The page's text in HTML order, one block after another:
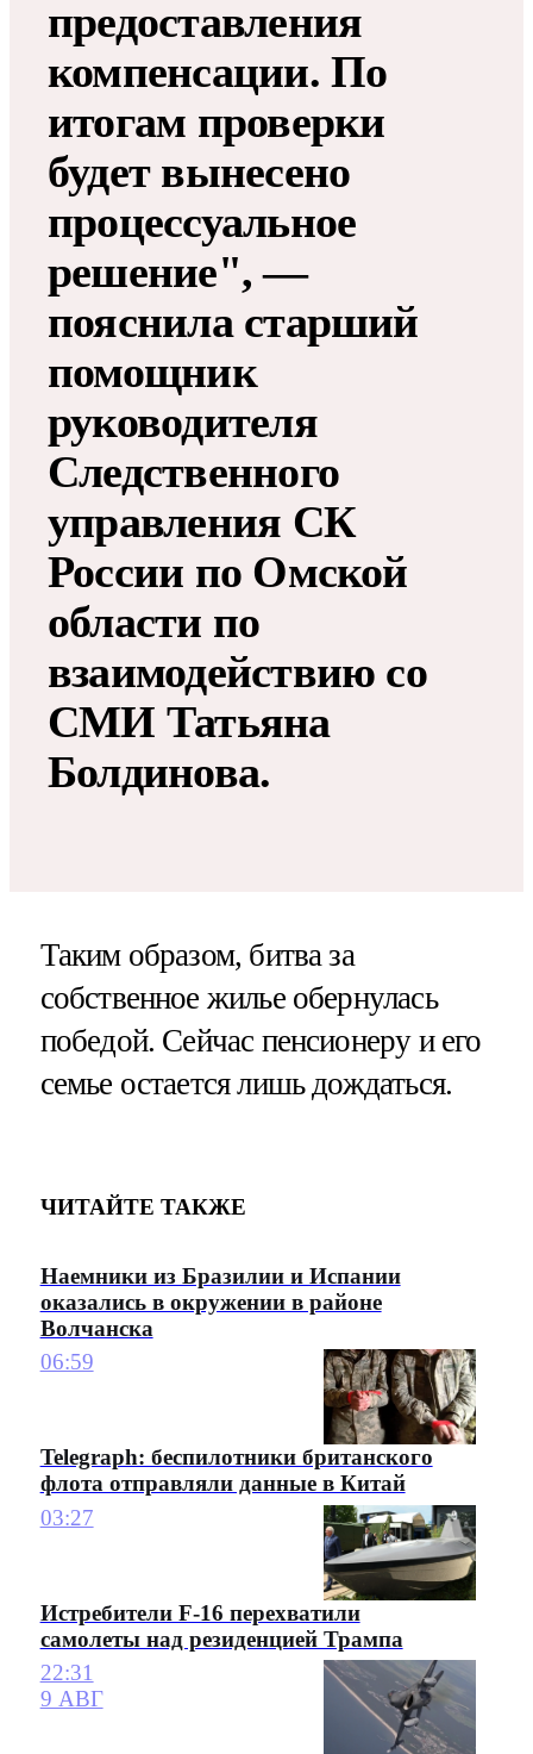
предоставления
компенсации. По
итогам проверки
будет вынесено
процессуальное
решение", —
пояснила старший
помощник
руководителя
Следственного
управления СК
России по Омской
области по
взаимодействию со
СМИ Татьяна
Болдинова.
Таким образом, битва за
собственное жилье обернулась
победой. Сейчас пенсионеру и его
семье остается лишь дождаться.
ЧИТАЙТЕ ТАКЖЕ
Наемники из Бразилии и Испании
оказались в окружении в районе
Волчанска
06:59
Telegraph: беспилотники британского
флота отправляли данные в Китай
03:27
Истребители F-16 перехватили
самолеты над резиденцией Трампа
22:31
9 АВГ